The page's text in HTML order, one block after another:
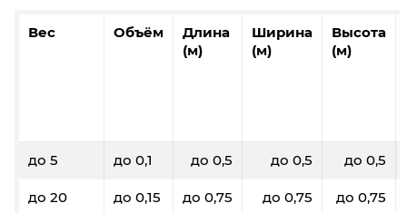
Вес Объём
Длина
(м)
Ширина
(м)
Высота
(м)
до 5 до 0,1 до 0,5 до 0,5 до 0,5
до 20 до 0,15 до 0,75 до 0,75 до 0,75